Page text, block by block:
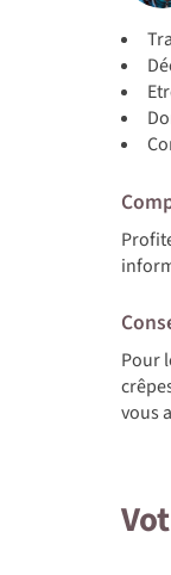
Pour
vous